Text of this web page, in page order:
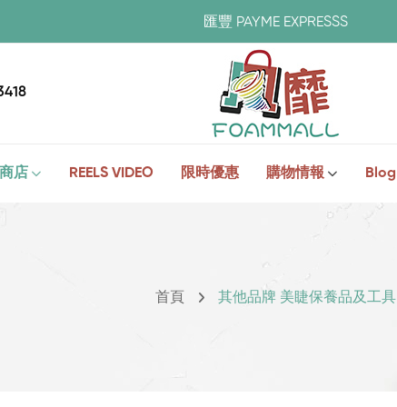
匯豐 PAYME EXPRESSS
商店 REELS VIDEO 限時優惠 購物情報 Blog
首頁 其他品牌 美睫保養品及工具